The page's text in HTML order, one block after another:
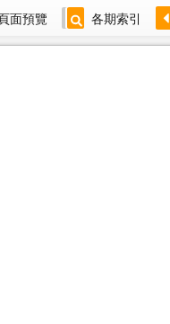
面預覽 各期索引